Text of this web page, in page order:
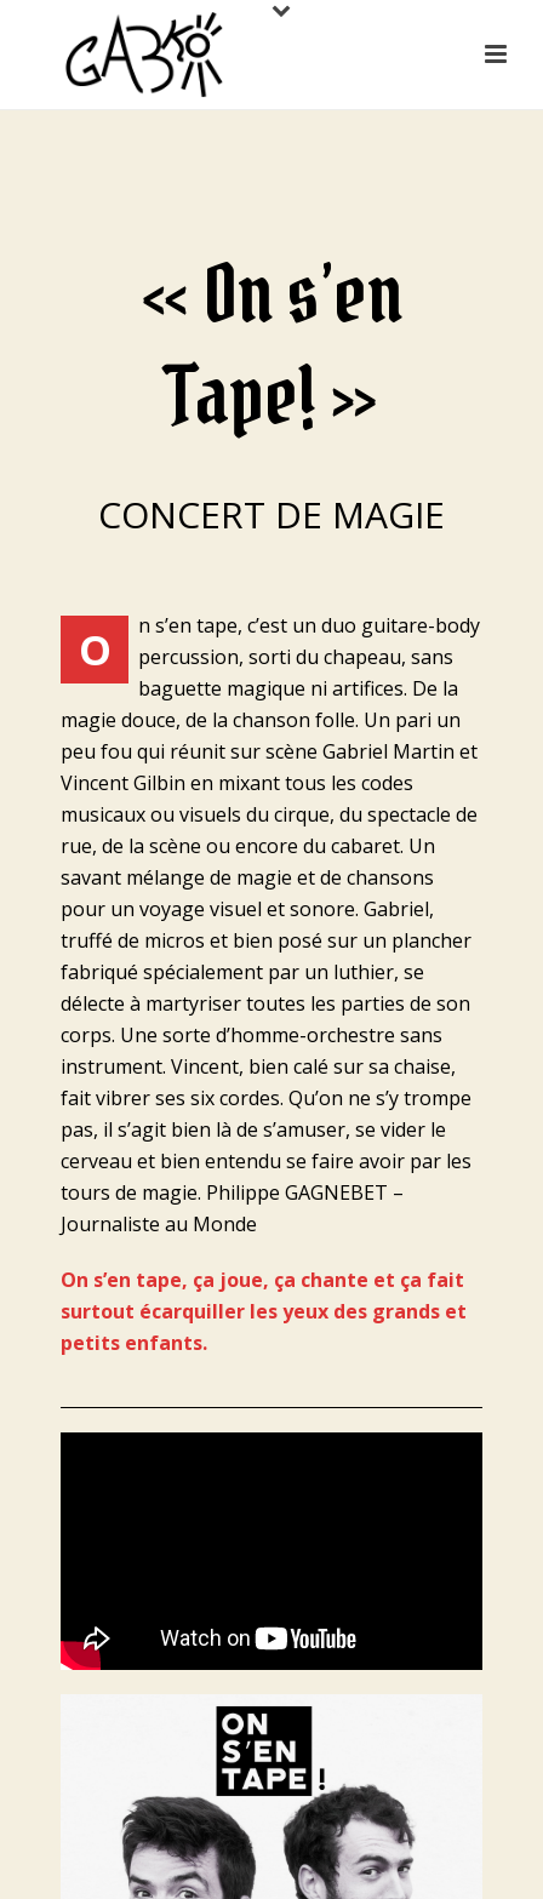
« On s’en
Tape! »
CONCERT DE MAGIE
O
n s’en tape, c’est un duo guitare-body
percussion, sorti du chapeau, sans
baguette magique ni artifices. De la
magie douce, de la chanson folle. Un pari un
peu fou qui réunit sur scène Gabriel Martin et
Vincent Gilbin en mixant tous les codes
musicaux ou visuels du cirque, du spectacle de
rue, de la scène ou encore du cabaret. Un
savant mélange de magie et de chansons
pour un voyage visuel et sonore. Gabriel,
truffé de micros et bien posé sur un plancher
fabriqué spécialement par un luthier, se
délecte à martyriser toutes les parties de son
corps. Une sorte d’homme-orchestre sans
instrument. Vincent, bien calé sur sa chaise,
fait vibrer ses six cordes. Qu’on ne s’y trompe
pas, il s’agit bien là de s’amuser, se vider le
cerveau et bien entendu se faire avoir par les
tours de magie. Philippe GAGNEBET –
Journaliste au Monde
On s’en tape, ça joue, ça chante et ça fait
surtout écarquiller les yeux des grands et
petits enfants.